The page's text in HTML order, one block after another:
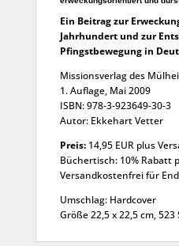
Ein Beitrag zur
Jahrhundert und zur
Pfingstbewegung in
Missionsverlag des
1. Auflage, Mai 2009
ISBN: 978-3-923649-30-3
Autor: Ekkehart Vetter
Preis:14,95 EUR plus
Büchertisch: 10% Rabatt
Versandkostenfrei für
Umschlag: Hardcover
Größe 22,5 x 22,5 cm, 523